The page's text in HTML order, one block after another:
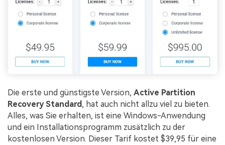
Die erste und günstigste Version, Active Partition
Recovery Standard, hat auch nicht allzu viel zu bieten.
Alles, was Sie erhalten, ist eine Windows-Anwendung
und ein Installationsprogramm zusätzlich zu der
kostenlosen Version. Dieser Tarif kostet $39,95 für eine